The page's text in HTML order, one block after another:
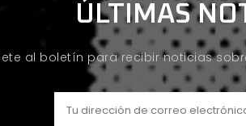
ÚLTIMAS
al boletín para recibir noticias